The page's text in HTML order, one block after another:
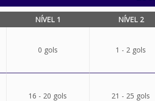
NÍVEL 1 NÍVEL 2
0 gols 1 - 2 gols
16 - 20 gols 21 - 25 gols